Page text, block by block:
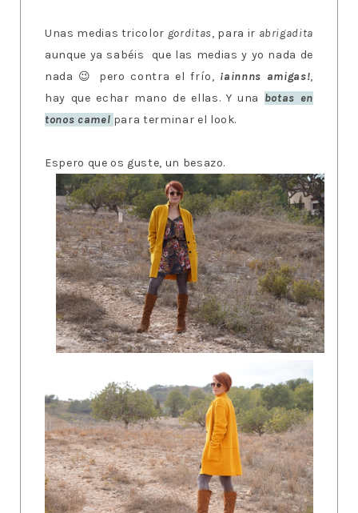
Unas medias tricolor gorditas, para ir abrigadita
aunque ya sabéis que las medias y yo nada de
nada 😉 pero contra el frío, ¡ainnns amigas!,
hay que echar mano de ellas. Y una botas en
tonos camel para terminar el look.
Espero que os guste, un besazo.